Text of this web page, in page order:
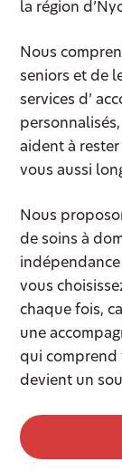
la région
Nous
seniors et de
services d’
aident à
vous aussi
Nous
de soins à
indépendance
vous
chaque fois,
une
qui comprend
devient un